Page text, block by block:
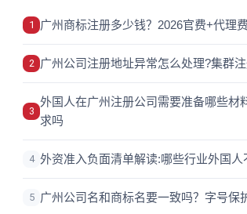
1 广州商标注册多少钱？2026官费+代理
2 广州公司注册地址异常怎么处理?集群
3
外国人在广州注册公司需要准备哪些材
求吗
4 外资准入负面清单解读:哪些行业外国人
5 广州公司名和商标名要一致吗？字号保